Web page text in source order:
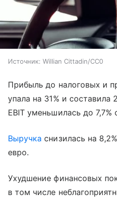
Источник: Willian Cittadin/CC0
Прибыль до налоговых и
упала на 31% и составила
EBIT уменьшилась до 7,7%
Выручка снизилась на
евро.
Ухудшение финансовых
в том числе